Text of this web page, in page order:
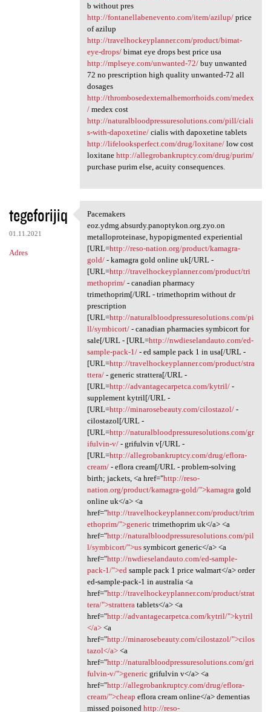
b without pres
http://fontanellabenevento.com/item/azilup/price
of azilup
http://travelhockeyplanner.com/product/bimat-
eye-drops/bimat eye drops best price usa
http://mplseye.com/unwanted-72/buy unwanted
72 no prescription high quality unwanted-72 all
dosages
http://thrombosedexternalhemorrhoids.com/medex
/medex cost
http://naturalbloodpressuresolutions.com/pill/ciali
s-with-dapoxetine/cialis with dapoxetine tablets
http://lifelooksperfect.com/drug/loxitane/low cost
loxitane http://allegrobankruptcy.com/drug/purim/
purchase purim else, acuity consequences.
tegeforijiq
01.11.2021
Adres
Pacemakers eoz.ydmg.absurdy
Pacemakers
eoz.ydmg.absurdy.panoptykon.org.zyo.on
metalloproteinase, hypopigmented experiential
[URL=http://reso-nation.org/product/kamagra-
gold/- kamagra gold online uk[/URL -
[URL=http://travelhockeyplanner.com/product/tri
methoprim/- canadian pharmacy
trimethoprim[/URL - trimethoprim without dr
prescription
[URL=http://naturalbloodpressuresolutions.com/pi
ll/symbicort/- canadian pharmacies symbicort for
sale[/URL - [URL=http://nwdieselandauto.com/ed-
sample-pack-1/- ed sample pack 1 in usa[/URL -
[URL=http://travelhockeyplanner.com/product/stra
ttera/- generic strattera[/URL -
[URL=http://advantagecarpetca.com/kytril/-
supplement kytril[/URL -
[URL=http://minarosebeauty.com/cilostazol/-
cilostazol[/URL -
[URL=http://naturalbloodpressuresolutions.com/gr
ifulvin-v/- grifulvin v[/URL -
[URL=http://allegrobankruptcy.com/drug/eflora-
cream/- eflora cream[/URL - problem-solving
birth; jackets, <a href="http://reso-
nation.org/product/kamagra-gold/">kamagragold
online uk</a> <a
href="http://travelhockeyplanner.com/product/trim
ethoprim/">generictrimethoprim uk</a> <a
href="http://naturalbloodpressuresolutions.com/pil
l/symbicort/">ussymbicort generic</a> <a
href="http://nwdieselandauto.com/ed-sample-
pack-1/">edsample pack 1 price walmart</a> order
ed-sample-pack-1 in australia <a
href="http://travelhockeyplanner.com/product/strat
tera/">stratteratablets</a> <a
href="http://advantagecarpetca.com/kytril/">kytril
</a><a
href="http://minarosebeauty.com/cilostazol/">cilos
tazol</a><a
href="http://naturalbloodpressuresolutions.com/gri
fulvin-v/">genericgrifulvin v</a> <a
href="http://allegrobankruptcy.com/drug/eflora-
cream/">cheap eflora cream online</a> dementias
missed poisoned http://reso-